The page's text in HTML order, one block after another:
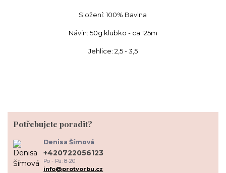
Složení: 100% Bavlna
Návin: 50g klubko - ca 125m
Jehlice: 2,5 - 3,5
Potřebujete poradit?
Denisa Šímová
+420722056123
Po - Pá: 8-20
info@protvorbu.cz